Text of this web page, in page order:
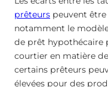
prêteurs peuvent
notamment le
de prêt hypothécaire
courtier en matière
certains prêteurs
élevées pour des